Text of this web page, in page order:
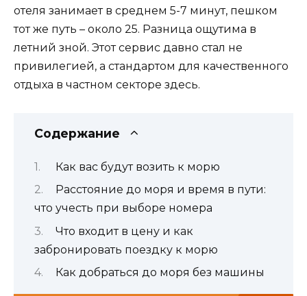
отеля занимает в среднем 5-7 минут, пешком
тот же путь – около 25. Разница ощутима в
летний зной. Этот сервис давно стал не
привилегией, а стандартом для качественного
отдыха в частном секторе здесь.
Содержание
Как вас будут возить к морю
Расстояние до моря и время в пути:
что учесть при выборе номера
Что входит в цену и как
забронировать поездку к морю
Как добраться до моря без машины